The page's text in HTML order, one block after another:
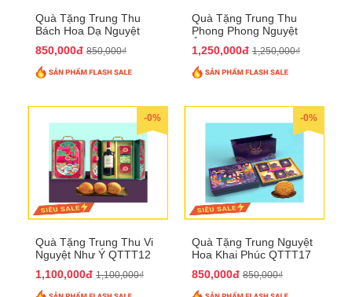
Quà Tặng Trung Thu
Bách Hoa Dạ Nguyệt
850,000đ 850,000₫
Quà Tặng Trung Thu
Phong Phong Nguyệt
1,250,000đ 1,250,000₫
-0%
Quà Tặng Trung Thu Vi
Nguyệt Như Ý QTTT12
1,100,000đ 1,100,000₫
-0%
Quà Tặng Trung Nguyệt
Hoa Khai Phúc QTTT17
850,000đ 850,000₫